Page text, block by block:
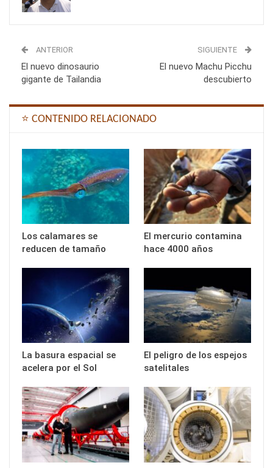
ANTERIOR
El nuevo dinosaurio
gigante de Tailandia
SIGUIENTE
El nuevo Machu Picchu
descubierto
⭐ CONTENIDO RELACIONADO
Los calamares se
reducen de tamaño
El mercurio contamina
hace 4000 años
La basura espacial se
acelera por el Sol
El peligro de los espejos
satelitales